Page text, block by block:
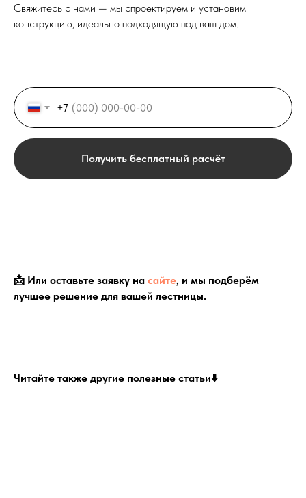
Свяжитесь с нами — мы спроектируем и установим
конструкцию, идеально подходящую под ваш дом.
+7
Получить бесплатный расчёт
📩 Или оставьте заявку на сайте, и мы подберём
лучшее решение для вашей лестницы.
Читайте также другие полезные статьи⬇️